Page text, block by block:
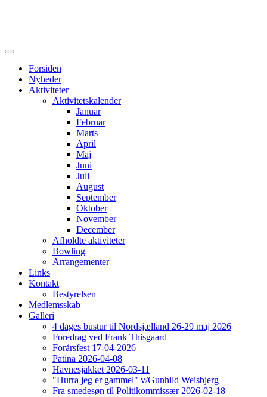
Forsiden
Nyheder
Aktiviteter
Aktivitetskalender
Januar
Februar
Marts
April
Maj
Juni
Juli
August
September
Oktober
November
December
Afholdte aktiviteter
Bowling
Arrangementer
Links
Kontakt
Bestyrelsen
Medlemsskab
Galleri
4 dages bustur til Nordsjælland 26-29 maj 2026
Foredrag ved Frank Thisgaard
Forårsfest 17-04-2026
Patina 2026-04-08
Havnesjakket 2026-03-11
"Hurra jeg er gammel" v/Gunhild Weisbjerg
Fra smedesøn til Politikommissær 2026-02-18